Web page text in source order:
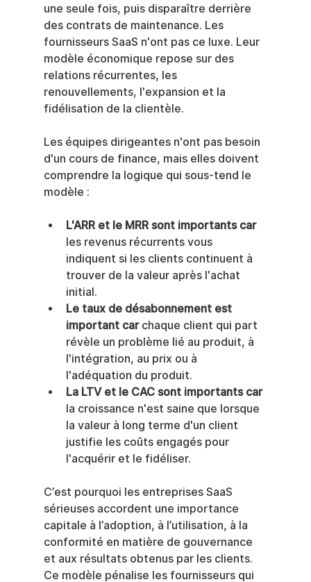
une seule fois, puis disparaître derrière
des contrats de maintenance. Les
fournisseurs SaaS n'ont pas ce luxe. Leur
modèle économique repose sur des
relations récurrentes, les
renouvellements, l'expansion et la
fidélisation de la clientèle.
Les équipes dirigeantes n'ont pas besoin
d'un cours de finance, mais elles doivent
comprendre la logique qui sous-tend le
modèle :
L'ARR et le MRR sont importants car
les revenus récurrents vous
indiquent si les clients continuent à
trouver de la valeur après l'achat
initial.
Le taux de désabonnement est
important car chaque client qui part
révèle un problème lié au produit, à
l'intégration, au prix ou à
l'adéquation du produit.
La LTV et le CAC sont importants car
la croissance n'est saine que lorsque
la valeur à long terme d'un client
justifie les coûts engagés pour
l'acquérir et le fidéliser.
C’est pourquoi les entreprises SaaS
sérieuses accordent une importance
capitale à l’adoption, à l’utilisation, à la
conformité en matière de gouvernance
et aux résultats obtenus par les clients.
Ce modèle pénalise les fournisseurs qui